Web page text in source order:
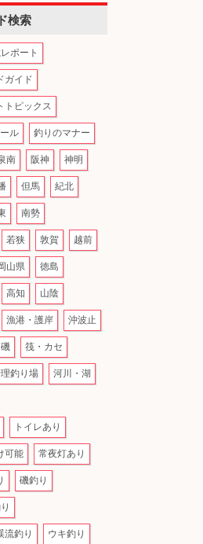
検索
ポート
ガイド
トピックス
ル 釣りのマナー
南 阪神 神明
但馬 紀北
南勢
若狭 敦賀 越前
山県 徳島
高知 山陰
漁港・護岸 沖波止
磯 筏・カセ
釣り場 河川・湖
トイレあり
可能 常夜灯あり
磯釣り
流釣り ウキ釣り